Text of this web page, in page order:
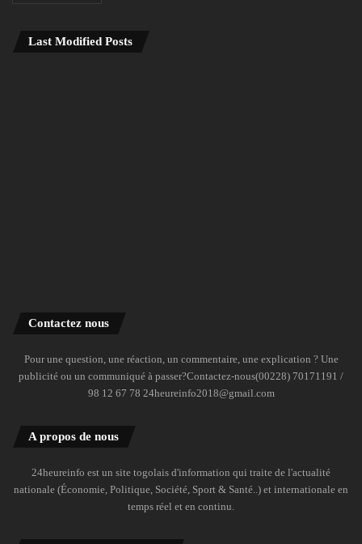
Last Modified Posts
Contactez nous
Pour une question, une réaction, un commentaire, une explication ? Une
publicité ou un communiqué à passer?Contactez-nous(00228) 70171191 /
98 12 67 78 24heureinfo2018@gmail.com
A propos de nous
24heureinfo est un site togolais d'information qui traite de l'actualité
nationale (Économie, Politique, Société, Sport & Santé..) et internationale en
temps réel et en continu.